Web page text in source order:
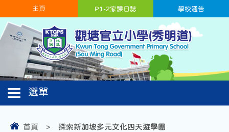
主頁 學校通告
P1-2家課日誌
首頁 > 探索新加坡多元文化四天遊學團